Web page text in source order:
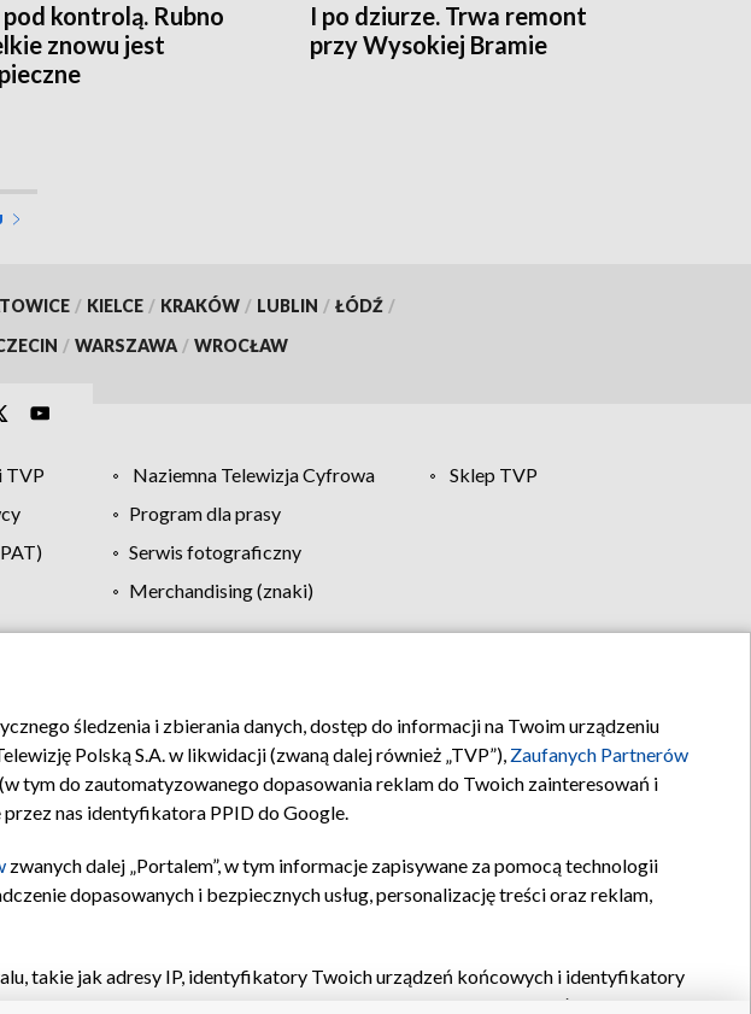
pod kontrolą. Rubno
znowu jest
I po dziurze. Trwa remont
przy Wysokiej Bramie
/ KIELCE / KRAKÓW / LUBLIN / ŁÓDŹ /
/ WARSZAWA / WROCŁAW
TVP Naziemna Telewizja Cyfrowa
Sklep TVP
Program dla prasy
Serwis fotograficzny
Merchandising (znaki)
Pomoc Biuro reklamy Kontakt
śledzenia i zbierania danych, dostęp do informacji na Twoim urządzeniu
Polską S.A. w likwidacji (zwaną dalej również „TVP”), Zaufanych Partnerów
tym do zautomatyzowanego dopasowania reklam do Twoich zainteresowań i
nas identyfikatora PPID do Google.
zwanych dalej „Portalem”, w tym informacje zapisywane za pomocą technologii
dopasowanych i bezpiecznych usług, personalizację treści oraz reklam,
takie jak adresy IP, identyfikatory Twoich urządzeń końcowych i identyfikatory
oraz pozostałych